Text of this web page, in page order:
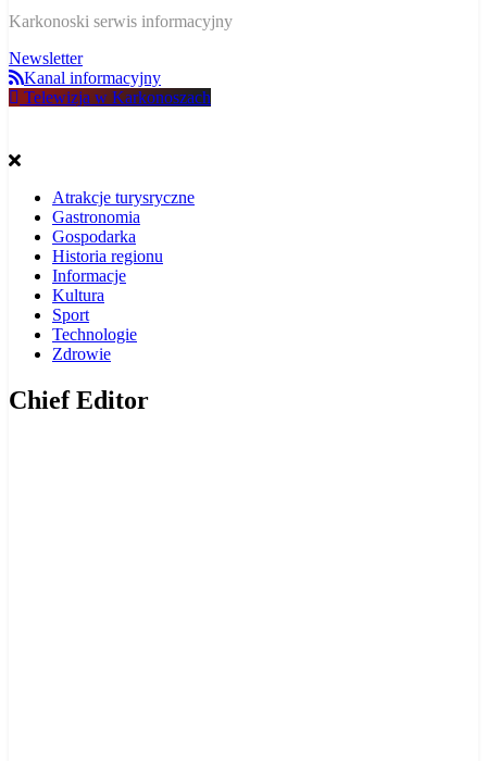
W Karkonoszach
Karkonoski serwis informacyjny
Newsletter
Kanal informacyjny
Telewizja w Karkonoszach
Atrakcje turysryczne
Gastronomia
Gospodarka
Historia regionu
Informacje
Kultura
Sport
Technologie
Zdrowie
Chief Editor